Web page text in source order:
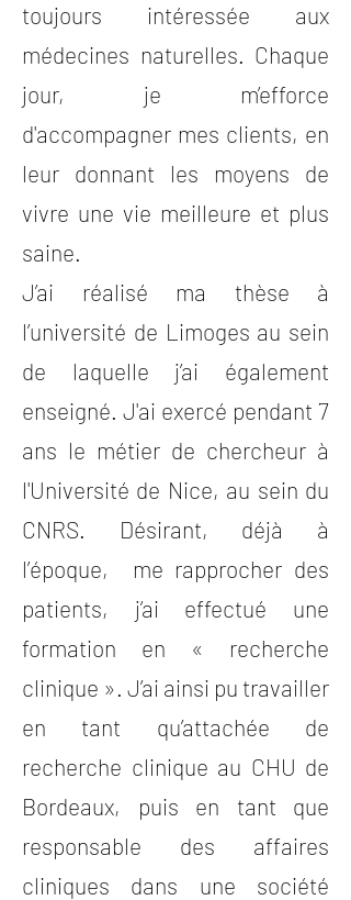
toujours intéressée aux
médecines naturelles. Chaque
jour, je m’efforce
d'accompagner mes clients, en
leur donnant les moyens de
vivre une vie meilleure et plus
saine.
J’ai réalisé ma thèse à
l’université de Limoges au sein
de laquelle j’ai également
enseigné. J'ai exercé pendant 7
ans le métier de chercheur à
l'Université de Nice, au sein du
CNRS. Désirant, déjà à
l’époque, me rapprocher des
patients, j’ai effectué une
formation en « recherche
clinique ». J’ai ainsi pu travailler
en tant qu’attachée de
recherche clinique au CHU de
Bordeaux, puis en tant que
responsable des affaires
cliniques dans une société